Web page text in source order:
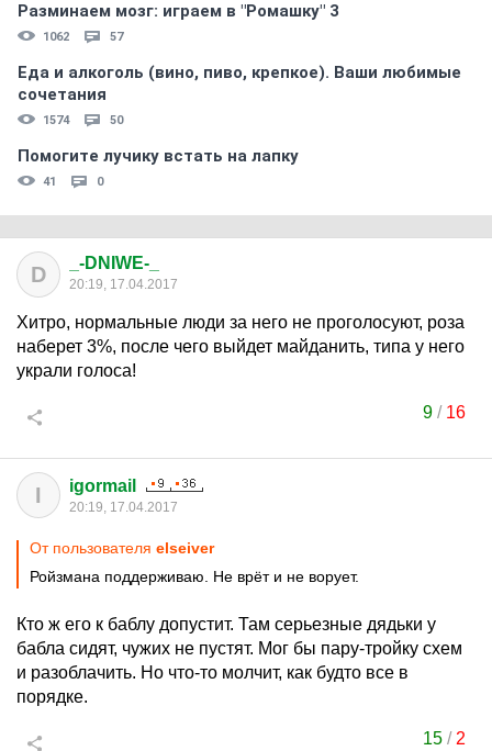
Разминаем мозг: играем в "Ромашку" 3
1062 57
Еда и алкоголь (вино, пиво, крепкое). Ваши любимые
сочетания
1574 50
Помогите лучику встать на лапку
41 0
D _-DNIWE-_
20:19, 17.04.2017
Хитро, нормальные люди за него не проголосуют, роза
наберет 3%, после чего выйдет майданить, типа у него
украли голоса!
9 / 16
I igormail
20:19, 17.04.2017
От пользователя elseiver
Ройзмана поддерживаю. Не врёт и не ворует.
Кто ж его к баблу допустит. Там серьезные дядьки у
бабла сидят, чужих не пустят. Мог бы пару-тройку схем
и разоблачить. Но что-то молчит, как будто все в
порядке.
15 / 2